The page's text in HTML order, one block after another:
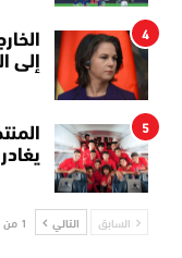
4
إلى
5
السابق التالي 1 من 3٬086